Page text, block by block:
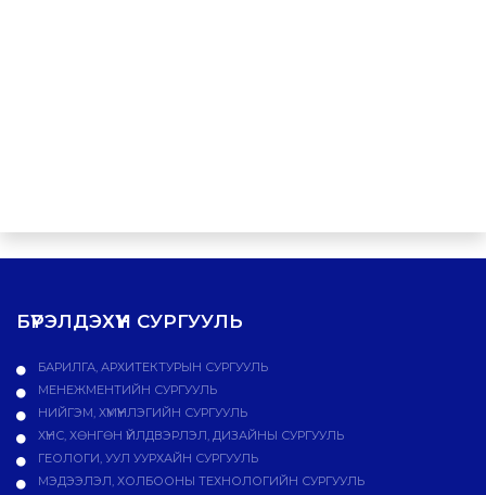
БҮРЭЛДЭХҮҮН СУРГУУЛЬ
БАРИЛГА, АРХИТЕКТУРЫН СУРГУУЛЬ
МЕНЕЖМЕНТИЙН СУРГУУЛЬ
НИЙГЭМ, ХҮМҮҮНЛЭГИЙН СУРГУУЛЬ
ХҮНС, ХӨНГӨН ҮЙЛДВЭРЛЭЛ, ДИЗАЙНЫ СУРГУУЛЬ
ГЕОЛОГИ, УУЛ УУРХАЙН СУРГУУЛЬ
МЭДЭЭЛЭЛ, ХОЛБООНЫ ТЕХНОЛОГИЙН СУРГУУЛЬ